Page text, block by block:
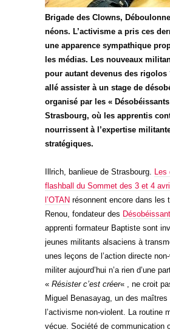
Brigade des Clowns,
néons. L’activisme a pris ces
une apparence sympathique
les médias. Les nouveaux
pour autant devenus des rigolos
allé assister à un stage de
organisé par les «
Strasbourg, où les apprentis
nourrissent à l’expertise
stratégiques.
Illrich, banlieue de Strasbourg.
flashball du Sommet des 3 et 4
l’OTAN résonnent encore dans les
Renou, fondateur des
apprenti formateur Baptiste sont
jeunes militants alsaciens à
unes leçons de l’action directe
militer aujourd’hui n’a rien d’une
« Résister c’est créer« , ne croit
Miguel Benasayag, un des maîtres
l’activisme non-violent. La routine
vécue. Société de communication